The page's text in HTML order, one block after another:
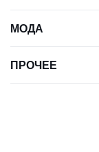
МОДА
ПРОЧЕЕ